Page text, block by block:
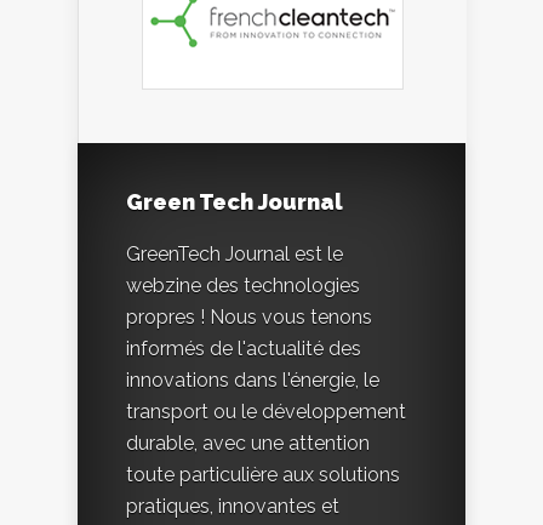
Green Tech Journal
GreenTech Journal est le
webzine des technologies
propres ! Nous vous tenons
informés de l'actualité des
innovations dans l'énergie, le
transport ou le développement
durable, avec une attention
toute particulière aux solutions
pratiques, innovantes et